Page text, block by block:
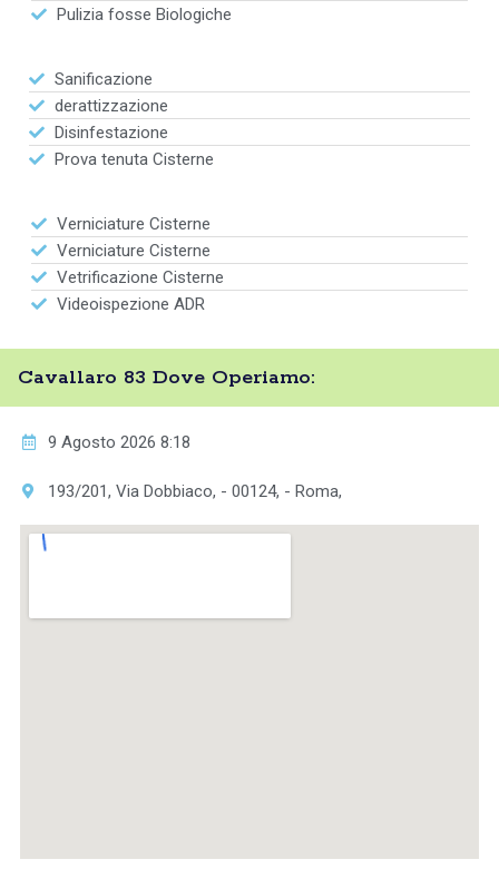
Pulizia fosse Biologiche
Sanificazione
derattizzazione
Disinfestazione
Prova tenuta Cisterne
Verniciature Cisterne
Verniciature Cisterne
Vetrificazione Cisterne
Videoispezione ADR
Cavallaro 83 Dove Operiamo:
9 Agosto 2026 8:18
193/201, Via Dobbiaco, - 00124, - Roma,